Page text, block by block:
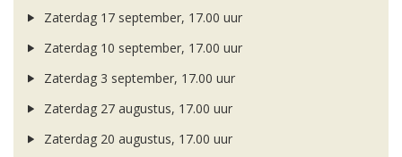
Zaterdag 17 september, 17.00 uur
Zaterdag 10 september, 17.00 uur
Zaterdag 3 september, 17.00 uur
Zaterdag 27 augustus, 17.00 uur
Zaterdag 20 augustus, 17.00 uur